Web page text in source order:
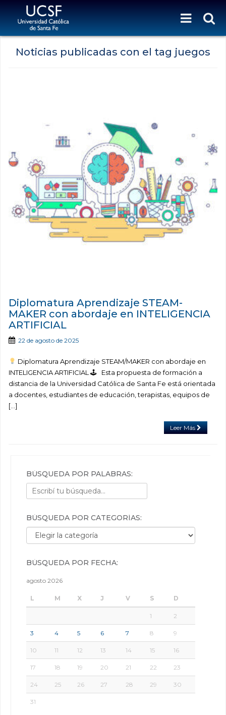
Noticias publicadas con el tag juegos
Diplomatura Aprendizaje STEAM-
MAKER con abordaje en INTELIGENCIA
ARTIFICIAL
22 de agosto de 2025
Diplomatura Aprendizaje STEAM/MAKER con abordaje en
INTELIGENCIA ARTIFICIAL 🕹 Esta propuesta de formación a
distancia de la Universidad Católica de Santa Fe está orientada
a docentes, estudiantes de educación, terapistas, equipos de
[…]
Leer Más
BÚSQUEDA POR PALABRAS:
BÚSQUEDA POR CATEGORÍAS:
Búsqueda por categorías:
BÚSQUEDA POR FECHA:
agosto 2026
L M X J V S D
1 2
3 4 5 6 7 8 9
10 11 12 13 14 15 16
17 18 19 20 21 22 23
24 25 26 27 28 29 30
31